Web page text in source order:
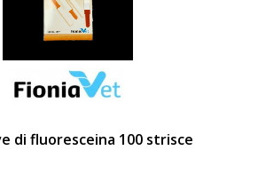
di fluoresceina 100 strisce